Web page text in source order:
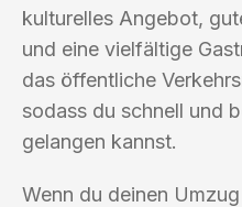
kulturelles Angebot,
und eine vielfältige
das öffentliche
sodass du schnell und
gelangen kannst.
Wenn du deinen